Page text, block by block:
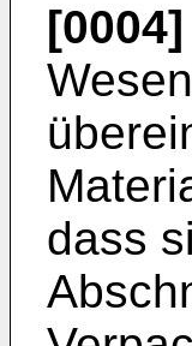
[0004]
dass